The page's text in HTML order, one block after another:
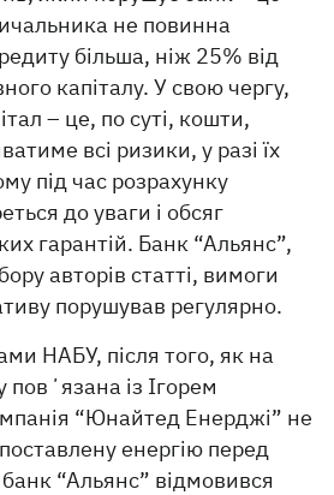
не повинна
більша, ніж 25% від
капіталу. У свою чергу,
– це, по суті, кошти,
всі ризики, у разі їх
під час розрахунку
до уваги і обсяг
гарантій. Банк “Альянс”,
авторів статті, вимоги
порушував регулярно.
НАБУ, після того, як на
із Ігорем
“Юнайтед Енерджі” не
енергію перед
“Альянс” відмовився